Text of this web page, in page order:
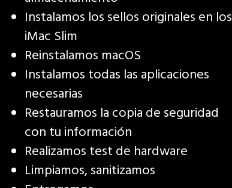
Instalamos los sellos originales en los
iMac Slim
Reinstalamos macOS
Instalamos todas las aplicaciones
necesarias
Restauramos la copia de seguridad
con tu información
Realizamos test de hardware
Limpiamos, sanitizamos